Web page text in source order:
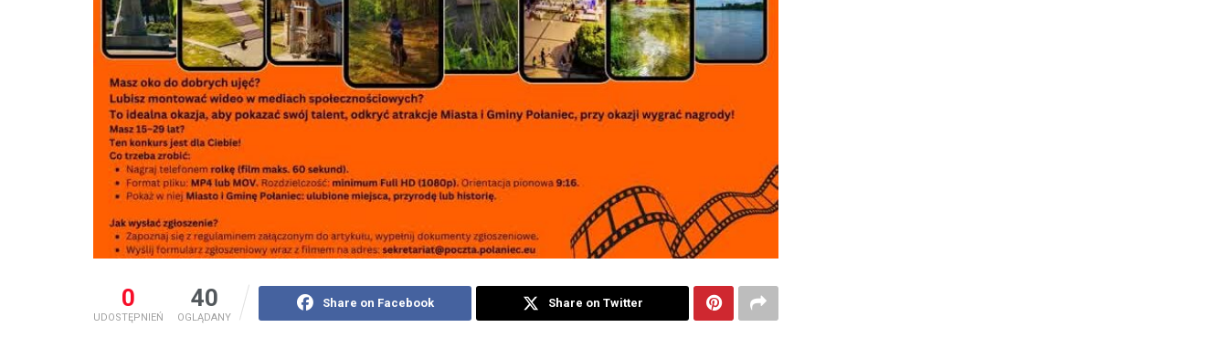
0
UDOSTĘPNIEŃ
40
OGLĄDANY
Share on Facebook Share on Twitter